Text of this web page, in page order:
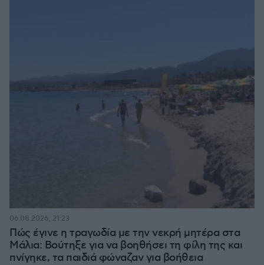
Πώς έγινε η τραγωδία με την νεκρή μητέρα στα
Μάλια: Βούτηξε για να βοηθήσει τη φίλη της και
πνίγηκε, τα παιδιά φώναζαν για βοήθεια
06.08.2026, 21:23